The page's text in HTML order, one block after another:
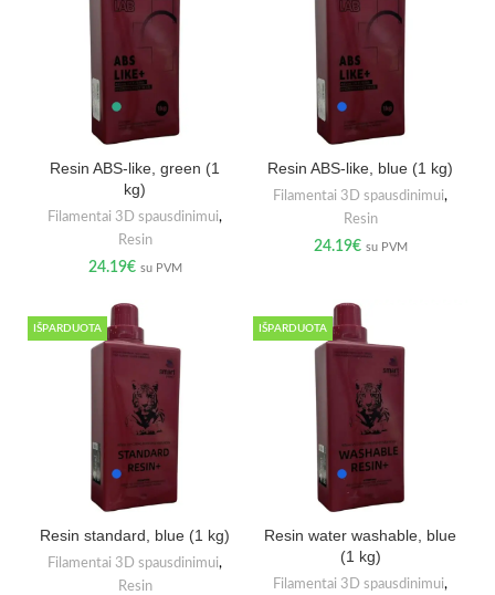
Resin ABS-like, green (1
kg)
Filamentai 3D spausdinimui,
Resin
24.19€ su PVM
Resin ABS-like, blue (1 kg)
Filamentai 3D spausdinimui,
Resin
24.19€ su PVM
IŠPARDUOTA
Resin standard, blue (1 kg)
Filamentai 3D spausdinimui,
Resin
IŠPARDUOTA
Resin water washable, blue
(1 kg)
Filamentai 3D spausdinimui,